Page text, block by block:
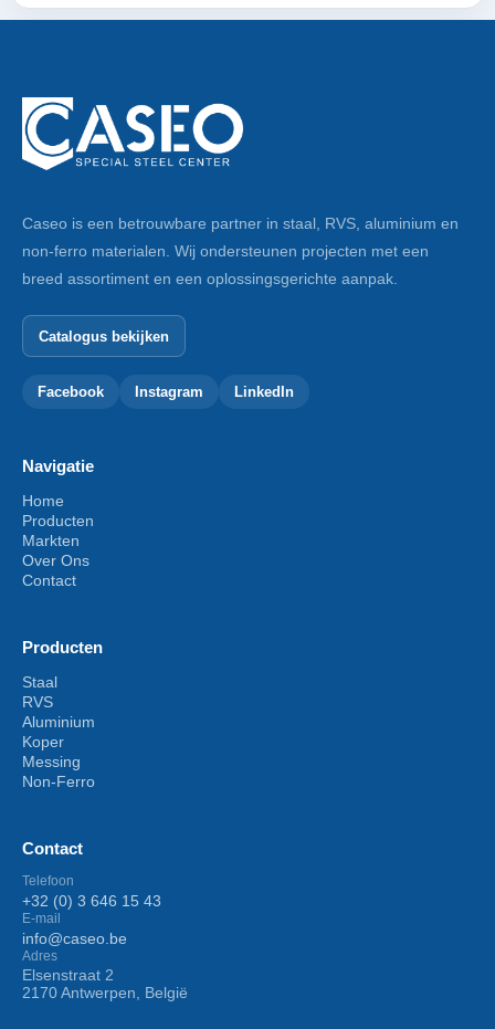
Caseo is een betrouwbare partner in staal, RVS, aluminium en
non-ferro materialen. Wij ondersteunen projecten met een
breed assortiment en een oplossingsgerichte aanpak.
Catalogus bekijken
Facebook Instagram LinkedIn
Navigatie
Home
Producten
Markten
Over Ons
Contact
Producten
Staal
RVS
Aluminium
Koper
Messing
Non-Ferro
Contact
Telefoon
+32 (0) 3 646 15 43
E-mail
info@caseo.be
Adres
Elsenstraat 2
2170 Antwerpen, België